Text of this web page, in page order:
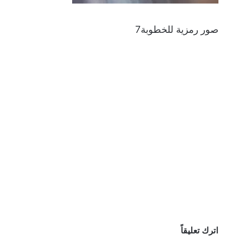
صور رمزية للخطوبة7
اترك تعليقاً